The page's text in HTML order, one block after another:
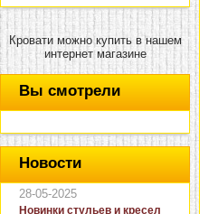
Кровати можно купить в нашем
интернет магазине
Вы смотрели
Новости
28-05-2025
Новинки стульев и кресел